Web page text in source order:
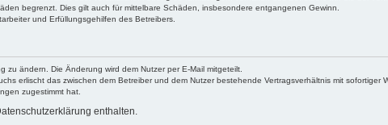
begrenzt. Dies gilt auch für mittelbare Schäden, insbesondere entgangenen Gewinn.
und Erfüllungsgehilfen des Betreibers.
ändern. Die Änderung wird dem Nutzer per E-Mail mitgeteilt.
erlischt das zwischen dem Betreiber und dem Nutzer bestehende Vertragsverhältnis mit sofortiger
zugestimmt hat.
enthalten.